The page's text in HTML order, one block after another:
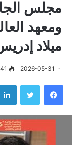
مجلس
ومعهد
ميلاد
2026-05-31
فيسبوك